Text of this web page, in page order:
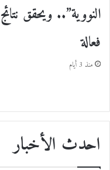
النووية”.. ويحقق نتائج
فعالة
منذ 3 أيام
احدث الأخبار